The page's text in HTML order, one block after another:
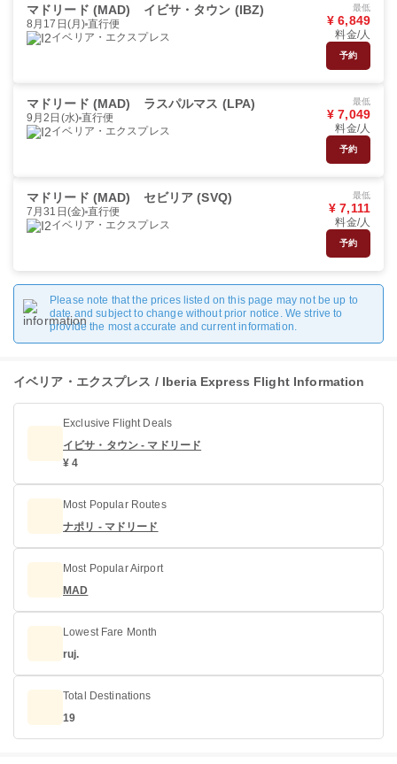
マドリード (MAD) イビサ・タウン (IBZ)
8月17日(月) 直行便
イベリア・エクスプレス
最低
¥ 6,849
料金/人
予約
マドリード (MAD) ラスパルマス (LPA)
9月2日(水) 直行便
イベリア・エクスプレス
最低
¥ 7,049
料金/人
予約
マドリード (MAD) セビリア (SVQ)
7月31日(金) 直行便
イベリア・エクスプレス
最低
¥ 7,111
料金/人
予約
Please note that the prices listed on this page may not be up to
date and subject to change without prior notice. We strive to
provide the most accurate and current information.
イベリア・エクスプレス / Iberia Express Flight Information
Exclusive Flight Deals
イビサ・タウン - マドリード
¥ 4
Most Popular Routes
ナポリ - マドリード
Most Popular Airport
MAD
Lowest Fare Month
ruj.
Total Destinations
19